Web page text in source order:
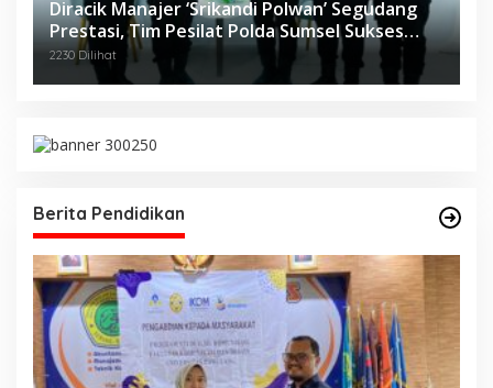
Diracik Manajer ‘Srikandi Polwan’ Segudang
Prestasi, Tim Pesilat Polda Sumsel Sukses
Diajang Kejurnas Menpora Cup II 2024
2230 Dilihat
Berita Pendidikan